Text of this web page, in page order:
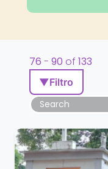
76 - 90 of 133
▼Filtro